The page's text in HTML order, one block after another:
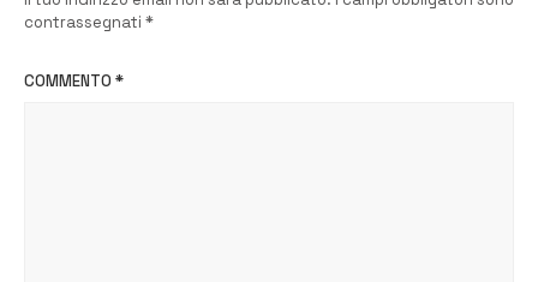
contrassegnati *
COMMENTO *